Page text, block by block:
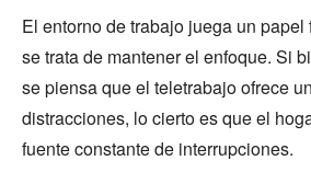
El entorno de trabajo juega un
se trata de mantener el enfoque. Si
se piensa que el teletrabajo ofrece
distracciones, lo cierto es que el
fuente constante de interrupciones.